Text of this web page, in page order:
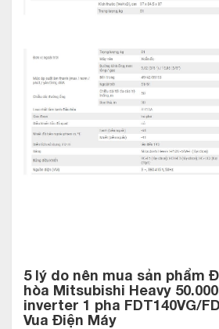
FDT140VG/FDC140VNA
inverter tiết kiệm điện năng
Mitsubishi Heavy FDT140VG/
nghệ inverter tiên tiến nhất hiện nay .
tiết kiệm điện năng hiệu quả và giúp
hơn .
dụng trong phòng .
Khi trong phòng không có người máy
5 lý do nên mua sản phẩm
hòa Mitsubishi Heavy
inverter 1 pha FDT140VG/
Vua Điện Máy